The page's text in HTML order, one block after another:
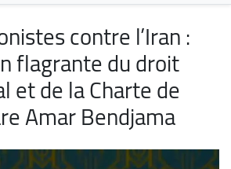
contre l’Iran :
flagrante du droit
et de la Charte de
Amar Bendjama